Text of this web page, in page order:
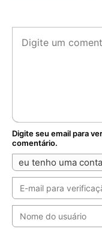
Digite seu email para
comentário.
eu tenho uma conta